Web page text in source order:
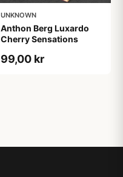
UNKNOWN
Anthon Berg Luxardo
Cherry Sensations
99,00 kr